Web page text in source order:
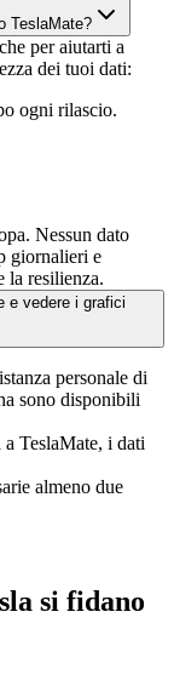
TeslaMate?
per aiutarti a
dei tuoi dati:
ogni rilascio.
Nessun dato
giornalieri e
la resilienza.
e vedere i grafici
personale di
sono disponibili
TeslaMate, i dati
almeno due
si fidano